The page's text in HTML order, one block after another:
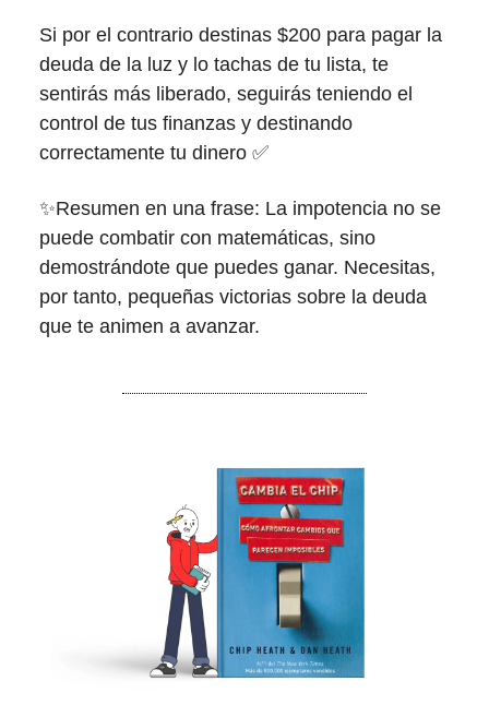
Si por el contrario destinas $200 para pagar la
deuda de la luz y lo tachas de tu lista, te
sentirás más liberado, seguirás teniendo el
control de tus finanzas y destinando
correctamente tu dinero ✅
✨Resumen en una frase: La impotencia no se
puede combatir con matemáticas, sino
demostrándote que puedes ganar. Necesitas,
por tanto, pequeñas victorias sobre la deuda
que te animen a avanzar.